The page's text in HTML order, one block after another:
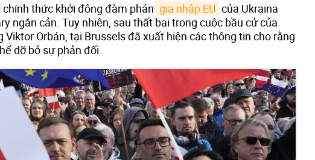
thức khởi động đàm phán gia nhập EU của Ukraina
ngăn cản. Tuy nhiên, sau thất bại trong cuộc bầu cử của
Viktor Orbán, tại Brussels đã xuất hiện các thông tin cho rằng
dỡ bỏ sự phản đối.